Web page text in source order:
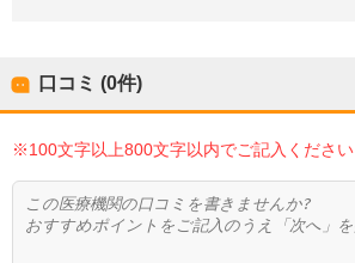
口コミ (0件)
※100文字以上800文字以内でご記入ください